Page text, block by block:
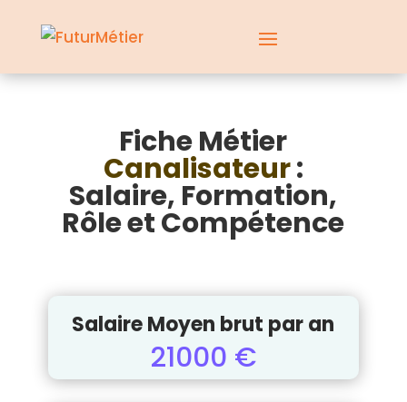
Fiche Métier
Canalisateur:
Salaire, Formation,
Rôle et Compétence
Salaire Moyen brut par an
21000 €